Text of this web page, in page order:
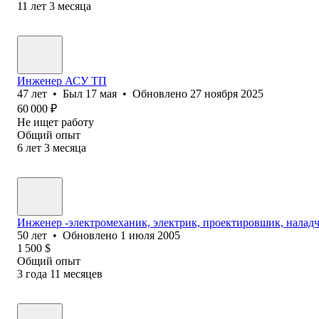
11 лет 3 месяца
Инженер АСУ ТП
47 лет • Был 17 мая • Обновлено 27 ноября 2025
60 000 ₽
Не ищет работу
Общий опыт
6 лет 3 месяца
Инженер -электромеханик, электрик, проектировшик,
50 лет • Обновлено 1 июля 2005
1 500 $
Общий опыт
3 года 11 месяцев